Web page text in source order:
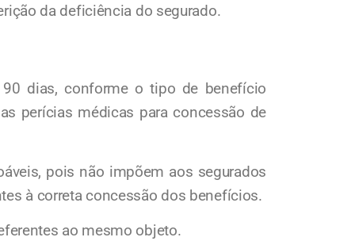
da deficiência do segurado.
dias, conforme o tipo de benefício
perícias médicas para concessão de
pois não impõem aos segurados
à correta concessão dos benefícios.
ao mesmo objeto.